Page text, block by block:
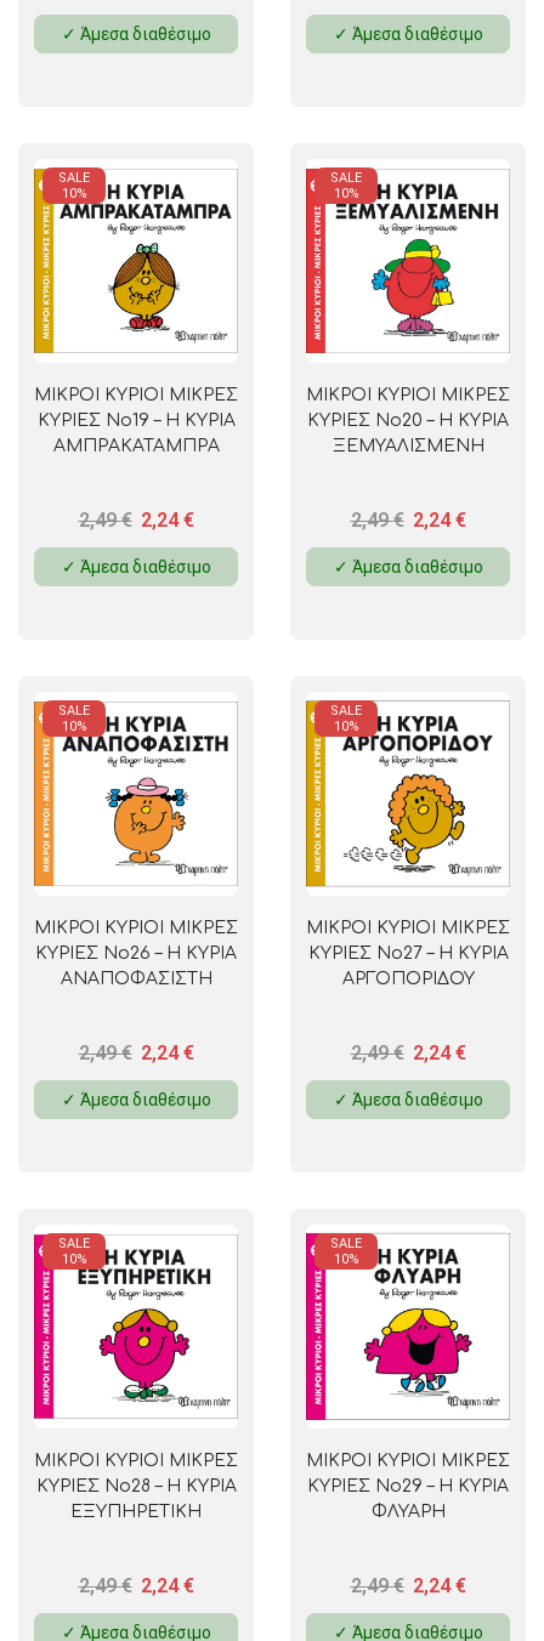
✓ Άμεσα διαθέσιμο ✓ Άμεσα διαθέσιμο
SALE
10%
ΜΙΚΡΟΙ ΚΥΡΙΟΙ ΜΙΚΡΕΣ
ΚΥΡΙΕΣ No19 – Η ΚΥΡΙΑ
ΑΜΠΡΑΚΑΤΑΜΠΡΑ
2,49€ 2,24€
✓ Άμεσα διαθέσιμο
SALE
10%
ΜΙΚΡΟΙ ΚΥΡΙΟΙ ΜΙΚΡΕΣ
ΚΥΡΙΕΣ No20 – Η ΚΥΡΙΑ
ΞΕΜΥΑΛΙΣΜΕΝΗ
2,49€ 2,24€
✓ Άμεσα διαθέσιμο
SALE
10%
ΜΙΚΡΟΙ ΚΥΡΙΟΙ ΜΙΚΡΕΣ
ΚΥΡΙΕΣ No26 – Η ΚΥΡΙΑ
ΑΝΑΠΟΦΑΣΙΣΤΗ
2,49€ 2,24€
✓ Άμεσα διαθέσιμο
SALE
10%
ΜΙΚΡΟΙ ΚΥΡΙΟΙ ΜΙΚΡΕΣ
ΚΥΡΙΕΣ No27 – Η ΚΥΡΙΑ
ΑΡΓΟΠΟΡΙΔΟΥ
2,49€ 2,24€
✓ Άμεσα διαθέσιμο
SALE
10%
ΜΙΚΡΟΙ ΚΥΡΙΟΙ ΜΙΚΡΕΣ
ΚΥΡΙΕΣ No28 – Η ΚΥΡΙΑ
ΕΞΥΠΗΡΕΤΙΚΗ
2,49€ 2,24€
✓ Άμεσα διαθέσιμο
SALE
10%
ΜΙΚΡΟΙ ΚΥΡΙΟΙ ΜΙΚΡΕΣ
ΚΥΡΙΕΣ No29 – Η ΚΥΡΙΑ
ΦΛΥΑΡΗ
2,49€ 2,24€
✓ Άμεσα διαθέσιμο